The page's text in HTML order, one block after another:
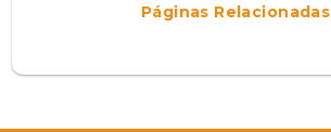
Páginas Relacionadas